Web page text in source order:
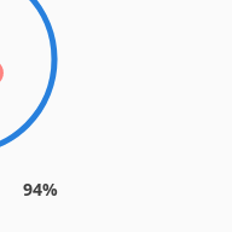
94%